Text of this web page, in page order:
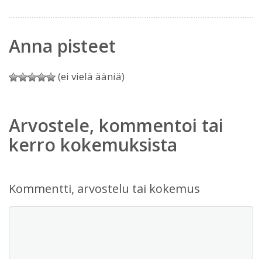
Anna pisteet
(ei vielä ääniä)
Arvostele, kommentoi tai
kerro kokemuksista
Kommentti, arvostelu tai kokemus